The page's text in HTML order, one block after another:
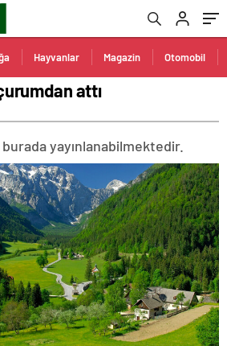
Hayvanlar Magazin Otomobil
attı
burada yayınlanabilmektedir.